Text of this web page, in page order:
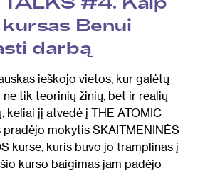
Benui
darbą
ieškojo vietos, kur galėtų
tik teorinių žinių, bet ir realių
keliai jį atvedė į THE ATOMIC
pradėjo mokytis SKAITMENINĖS
kurse, kuris buvo jo tramplinas į
kurso baigimas jam padėjo